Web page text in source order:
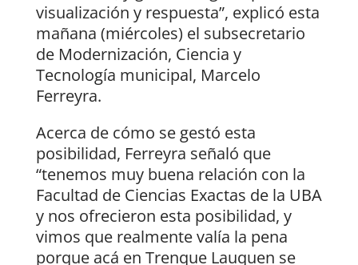
visualización y respuesta”, explicó esta
mañana (miércoles) el subsecretario
de Modernización, Ciencia y
Tecnología municipal, Marcelo
Ferreyra.
Acerca de cómo se gestó esta
posibilidad, Ferreyra señaló que
“tenemos muy buena relación con la
Facultad de Ciencias Exactas de la UBA
y nos ofrecieron esta posibilidad, y
vimos que realmente valía la pena
porque acá en Trenque Lauquen se